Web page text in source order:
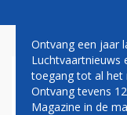
Ontvang een jaar
Luchtvaartnieuws
toegang tot al het
Ontvang tevens
Magazine in de